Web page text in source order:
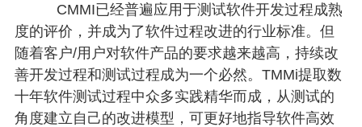
CMMI已经普遍应用于测试软件开发过程成熟
度的评价，并成为了软件过程改进的行业标准。但
随着客户/用户对软件产品的要求越来越高，持续改
善开发过程和测试过程成为一个必然。TMMi提取数
十年软件测试过程中众多实践精华而成，从测试的
角度建立自己的改进模型，可更好地指导软件高效